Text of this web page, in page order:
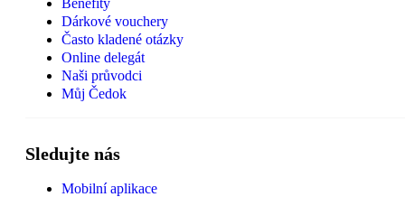
Benefity
Dárkové vouchery
Často kladené otázky
Online delegát
Naši průvodci
Můj Čedok
Sledujte nás
Mobilní aplikace